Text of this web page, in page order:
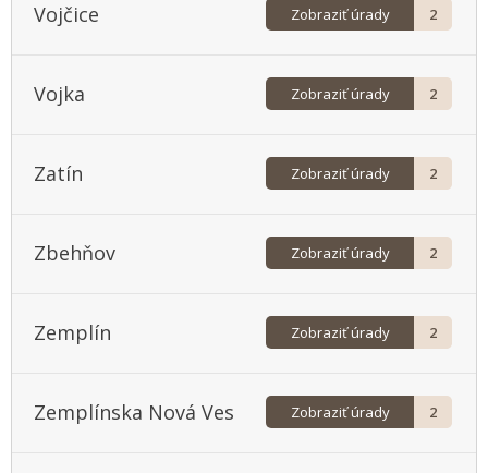
Vojčice Zobraziť úrady 2
Vojka Zobraziť úrady 2
Zatín Zobraziť úrady 2
Zbehňov Zobraziť úrady 2
Zemplín Zobraziť úrady 2
Zemplínska Nová Ves Zobraziť úrady 2